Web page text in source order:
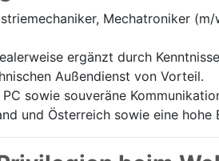
Mechatroniker
ergänzt durch
Außendienst von Vorteil.
sowie souveräne
und Österreich sowie eine